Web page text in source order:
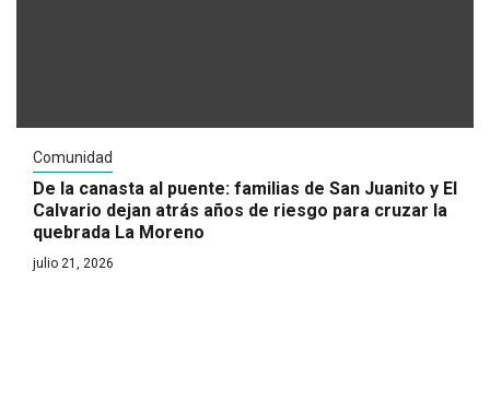
Comunidad
De la canasta al puente: familias de San Juanito y El
Calvario dejan atrás años de riesgo para cruzar la
quebrada La Moreno
julio 21, 2026